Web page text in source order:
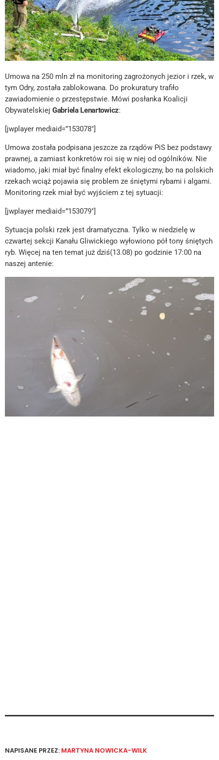
Umowa na 250 mln zł na monitoring zagrożonych jezior i rzek, w
tym Odry, została zablokowana. Do prokuratury trafiło
zawiadomienie o przestępstwie. Mówi posłanka Koalicji
Obywatelskiej Gabriela Lenartowicz:
[jwplayer mediaid=”153078″]
Umowa została podpisana jeszcze za rządów PiS bez podstawy
prawnej, a zamiast konkretów roi się w niej od ogólników. Nie
wiadomo, jaki miał być finalny efekt ekologiczny, bo na polskich
rzekach wciąż pojawia się problem ze śniętymi rybami i algami.
Monitoring rzek miał być wyjściem z tej sytuacji:
[jwplayer mediaid=”153079″]
Sytuacja polski rzek jest dramatyczna. Tylko w niedzielę w
czwartej sekcji Kanału Gliwickiego wyłowiono pół tony śniętych
ryb. Więcej na ten temat już dziś(13.08) po godzinie 17:00 na
naszej antenie:
NAPISANE PRZEZ: MARTYNA NOWICKA-WILK